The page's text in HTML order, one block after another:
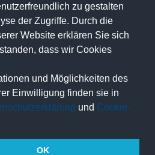
zu gestalten
der Zugriffe. Durch die
Website erklären Sie sich
dass wir Cookies
und Möglichkeiten des
Einwilligung finden sie in
und Cookie-
OK